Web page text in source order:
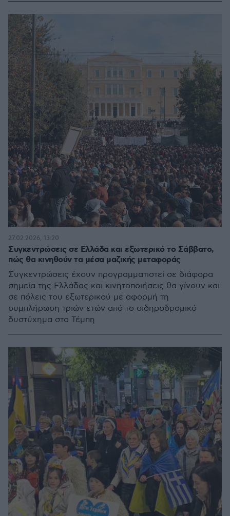
Συγκεντρώσεις σε Ελλάδα και εξωτερικό το Σάββατο,
πώς θα κινηθούν τα μέσα μαζικής μεταφοράς
Συγκεντρώσεις έχουν προγραμματιστεί σε διάφορα
σημεία της Ελλάδας και κινητοποιήσεις θα γίνουν και
σε πόλεις του εξωτερικού με αφορμή τη
συμπλήρωση τριών ετών από το σιδηροδρομικό
δυστύχημα στα Τέμπη
27.02.2026, 13:20